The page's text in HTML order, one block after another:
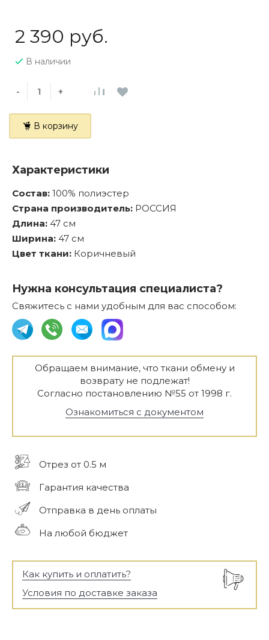
2 390 руб.
В наличии
- +
В корзину
Характеристики
Состав: 100% полиэстер
Страна производитель: РОССИЯ
Длина: 47 см
Ширина: 47 см
Цвет ткани: Коричневый
Нужна консультация специалиста?
Свяжитесь с нами удобным для вас способом:
Обращаем внимание, что ткани обмену и
возврату не подлежат!
Согласно постановлению №55 от 1998 г.
Ознакомиться с документом
Отрез от 0.5 м
Гарантия качества
Отправка в день оплаты
На любой бюджет
Как купить и оплатить?
Условия по доставке заказа